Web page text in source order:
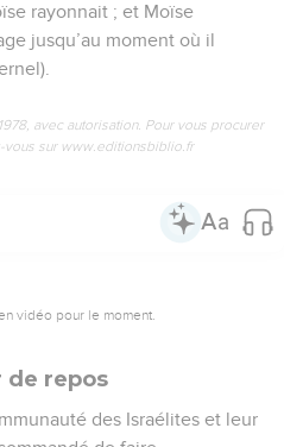
rayonnait ; et Moïse
jusqu’au moment où il
avec autorisation. Pour vous procurer
vous sur www.editionsbiblio.fr
vidéo pour le moment.
de repos
des Israélites et leur